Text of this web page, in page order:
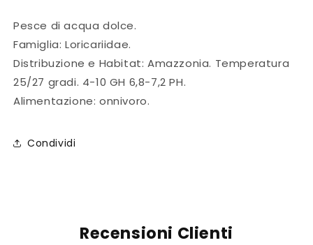
Pesce di acqua dolce.
Famiglia: Loricariidae.
Distribuzione e Habitat: Amazzonia. Temperatura
25/27 gradi. 4-10 GH 6,8-7,2 PH.
Alimentazione: onnivoro.
Condividi
Recensioni Clienti